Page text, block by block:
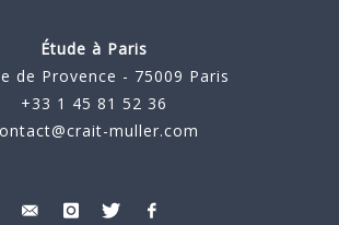
Étude à Paris
de Provence - 75009 Paris
+33 1 45 81 52 36
muller.com